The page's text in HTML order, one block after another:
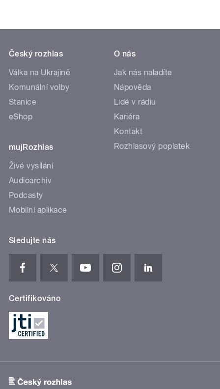
Český rozhlas
Válka na Ukrajině
Komunální volby
Stanice
eShop
mujRozhlas
Živé vysílání
Audioarchiv
Podcasty
Mobilní aplikace
O nás
Jak nás naladíte
Nápověda
Lidé v rádiu
Kariéra
Kontakt
Rozhlasový poplatek
Sledujte nás
Certifikováno